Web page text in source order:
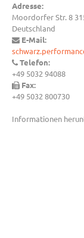
Adresse:
Moordorfer Str. 8
Deutschland
E-Mail:
Telefon:
+49 5032 94088
Fax:
+49 5032 800730
Informationen